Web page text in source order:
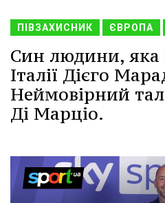
ПІВЗАХИСНИК ЄВРОПА
Син людини, яка
Італії Дієго
Неймовірний
Ді Марціо.